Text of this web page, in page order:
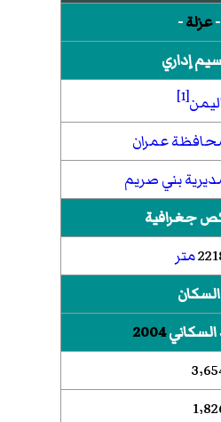
-عزلة-
إداري
[1]
عمران
بني صريم
جغرافية
متر
السكان
السكاني2004